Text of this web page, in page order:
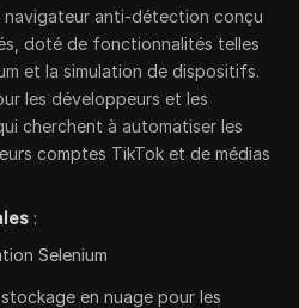
anti-détection conçu
doté de fonctionnalités telles
et la simulation de dispositifs.
les développeurs et les
cherchent à automatiser les
comptes TikTok et de médias
:
Selenium
en nuage pour les